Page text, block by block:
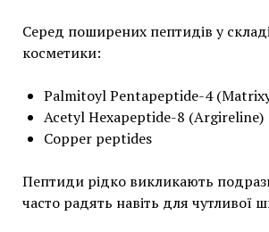
Серед поширених пептидів у
косметики:
Palmitoyl Pentapeptide-4
Acetyl Hexapeptide-8 (Argireline)
Copper peptides
Пептиди рідко викликають
часто радять навіть для чутливої